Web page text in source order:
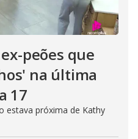
peões que
na última
17
estava próxima de Kathy